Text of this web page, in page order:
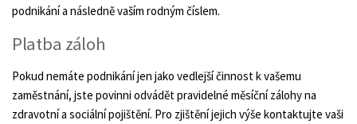
podnikání a následně vaším rodným číslem.
Platba záloh
Pokud nemáte podnikání jen jako vedlejší činnost k vašemu
zaměstnání, jste povinni odvádět pravidelné měsíční zálohy na
zdravotní a sociální pojištění. Pro zjištění jejich výše kontaktujte vaši